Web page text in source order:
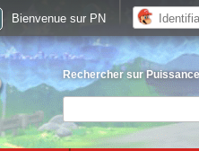
Rechercher sur
Bienvenue sur PN